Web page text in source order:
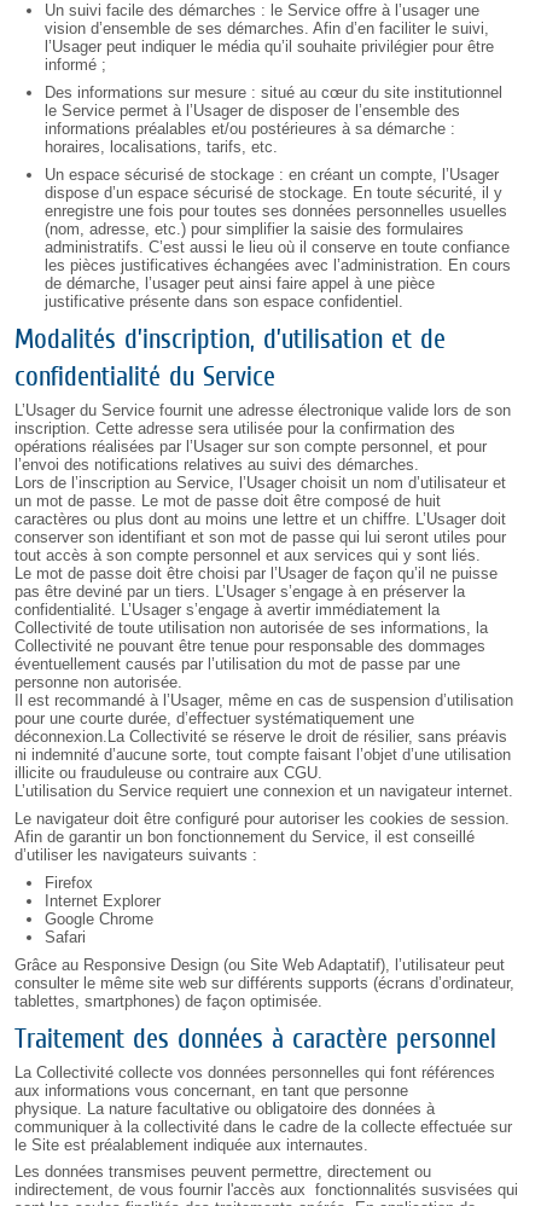
Un suivi facile des démarches : le Service offre à l’usager une
vision d’ensemble de ses démarches. Afin d’en faciliter le suivi,
l’Usager peut indiquer le média qu’il souhaite privilégier pour être
informé ;
Des informations sur mesure : situé au cœur du site institutionnel
le Service permet à l’Usager de disposer de l’ensemble des
informations préalables et/ou postérieures à sa démarche :
horaires, localisations, tarifs, etc.
Un espace sécurisé de stockage : en créant un compte, l’Usager
dispose d’un espace sécurisé de stockage. En toute sécurité, il y
enregistre une fois pour toutes ses données personnelles usuelles
(nom, adresse, etc.) pour simplifier la saisie des formulaires
administratifs. C’est aussi le lieu où il conserve en toute confiance
les pièces justificatives échangées avec l’administration. En cours
de démarche, l’usager peut ainsi faire appel à une pièce
justificative présente dans son espace confidentiel.
Modalités d’inscription, d’utilisation et de
confidentialité du Service
L’Usager du Service fournit une adresse électronique valide lors de son
inscription. Cette adresse sera utilisée pour la confirmation des
opérations réalisées par l’Usager sur son compte personnel, et pour
l’envoi des notifications relatives au suivi des démarches.
Lors de l’inscription au Service, l’Usager choisit un nom d’utilisateur et
un mot de passe. Le mot de passe doit être composé de huit
caractères ou plus dont au moins une lettre et un chiffre. L’Usager doit
conserver son identifiant et son mot de passe qui lui seront utiles pour
tout accès à son compte personnel et aux services qui y sont liés.
Le mot de passe doit être choisi par l’Usager de façon qu’il ne puisse
pas être deviné par un tiers. L’Usager s’engage à en préserver la
confidentialité. L’Usager s’engage à avertir immédiatement la
Collectivité de toute utilisation non autorisée de ses informations, la
Collectivité ne pouvant être tenue pour responsable des dommages
éventuellement causés par l’utilisation du mot de passe par une
personne non autorisée.
Il est recommandé à l’Usager, même en cas de suspension d’utilisation
pour une courte durée, d’effectuer systématiquement une
déconnexion.La Collectivité se réserve le droit de résilier, sans préavis
ni indemnité d’aucune sorte, tout compte faisant l’objet d’une utilisation
illicite ou frauduleuse ou contraire aux CGU.
L’utilisation du Service requiert une connexion et un navigateur internet.
Le navigateur doit être configuré pour autoriser les cookies de session.
Afin de garantir un bon fonctionnement du Service, il est conseillé
d’utiliser les navigateurs suivants :
Firefox
Internet Explorer
Google Chrome
Safari
Grâce au Responsive Design (ou Site Web Adaptatif), l’utilisateur peut
consulter le même site web sur différents supports (écrans d’ordinateur,
tablettes, smartphones) de façon optimisée.
Traitement des données à caractère personnel
La Collectivité collecte vos données personnelles qui font références
aux informations vous concernant, en tant que personne
physique. La nature facultative ou obligatoire des données à
communiquer à la collectivité dans le cadre de la collecte effectuée sur
le Site est préalablement indiquée aux internautes.
Les données transmises peuvent permettre, directement ou
indirectement, de vous fournir l'accès aux fonctionnalités susvisées qui